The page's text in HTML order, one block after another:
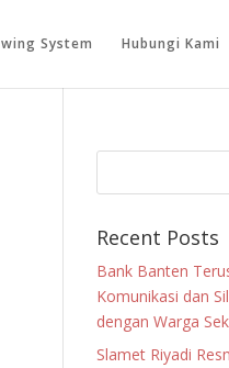
System Hubungi Kami
Recent Posts
Bank Banten
Komunikasi dan
dengan Warga
Slamet Riyadi